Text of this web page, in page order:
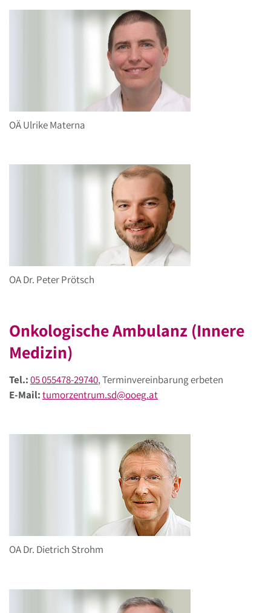
OÄ Ulrike Materna
OA Dr. Peter Prötsch
Onkologische Ambulanz (Innere
Medizin)
Tel.:05 055478-29740, Terminvereinbarung erbeten
E-Mail:tumorzentrum.sd@ooeg.at
OA Dr. Dietrich Strohm